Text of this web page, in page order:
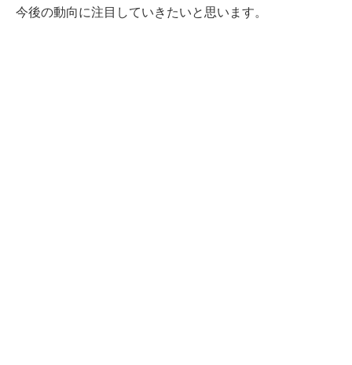
今後の動向に注目していきたいと思います。